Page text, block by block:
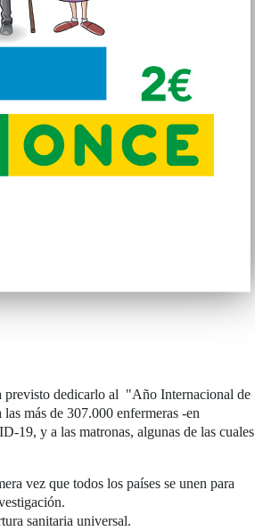
previsto dedicarlo al "Año Internacional de
más de 307.000 enfermeras -en
19, y a las matronas, algunas de las cuales
vez que todos los países se unen para
sanitaria universal.